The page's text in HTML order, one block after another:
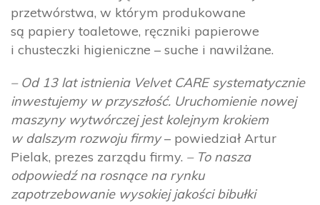
przetwórstwa, w którym produkowane
są papiery toaletowe, ręczniki papierowe
i chusteczki higieniczne – suche i nawilżane.
– Od 13 lat istnienia Velvet CARE systematycznie
inwestujemy w przyszłość. Uruchomienie nowej
maszyny wytwórczej jest kolejnym krokiem
w dalszym rozwoju firmy– powiedział Artur
Pielak, prezes zarządu firmy. – To nasza
odpowiedź na rosnące na rynku
zapotrzebowanie wysokiej jakości bibułki